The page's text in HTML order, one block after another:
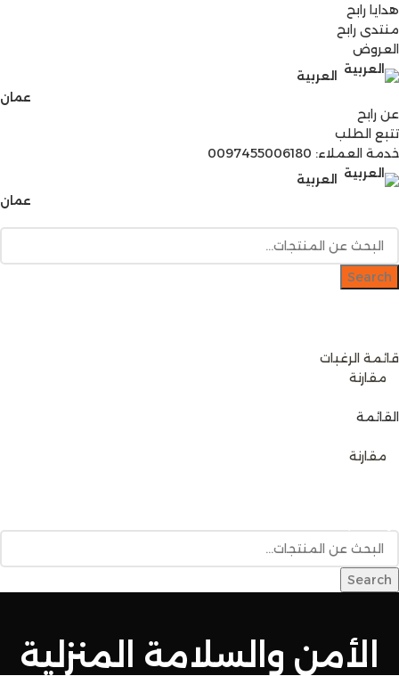
هدايا رابح
منتدى رابح
العروض
العربية
عمان
عن رابح
تتبع الطلب
خدمة العملاء: 0097455006180
العربية
عمان
Search
قائمة الرغبات
مقارنة
القائمة
مقارنة
Search
الأمن والسلامة المنزلية